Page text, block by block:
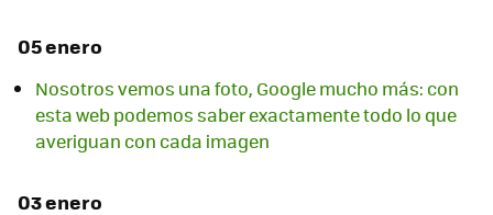
05 enero
Nosotros vemos una foto, Google mucho más: con
esta web podemos saber exactamente todo lo que
averiguan con cada imagen
03 enero